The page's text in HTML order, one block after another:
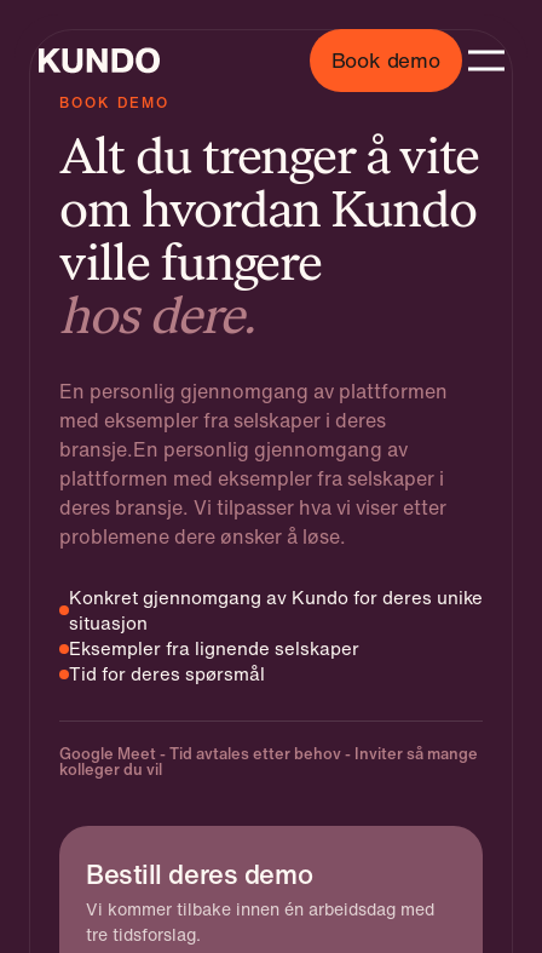
Book demo
BOOK DEMO
Alt du trenger å vite
om hvordan Kundo
ville fungere
hos dere.
En personlig gjennomgang av plattformen
med eksempler fra selskaper i deres
bransje.En personlig gjennomgang av
plattformen med eksempler fra selskaper i
deres bransje. Vi tilpasser hva vi viser etter
problemene dere ønsker å løse.
Konkret gjennomgang av Kundo for deres unike
situasjon
Eksempler fra lignende selskaper
Tid for deres spørsmål
Google Meet - Tid avtales etter behov - Inviter så mange
kolleger du vil
Bestill deres demo
Vi kommer tilbake innen én arbeidsdag med
tre tidsforslag.